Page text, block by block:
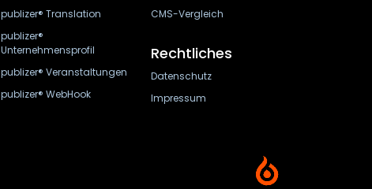
publizer® Translation
publizer®
Unternehmensprofil
publizer® Veranstaltungen
publizer® WebHook
CMS-Vergleich
Rechtliches
Datenschutz
Impressum